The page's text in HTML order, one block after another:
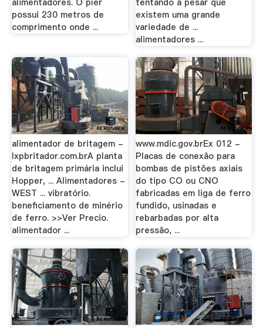
possui 230 metros de
comprimento onde ...
existem uma grande
variedade de ...
alimentadores ...
alimentador de britagem -
lxpbritador.com.brA planta
de britagem primária inclui
Hopper, ... Alimentadores -
WEST ... vibratório.
beneficiamento de minério
de ferro. >>Ver Precio.
alimentador ...
www.mdic.gov.brEx 012 -
Placas de conexão para
bombas de pistões axiais
do tipo CO ou CNO
fabricadas em liga de ferro
fundido, usinadas e
rebarbadas por alta
pressão, ...